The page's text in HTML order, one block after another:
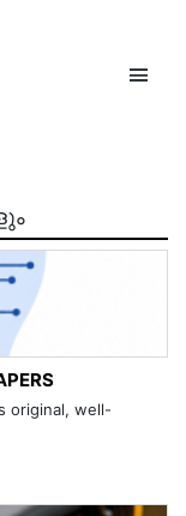
original, well-